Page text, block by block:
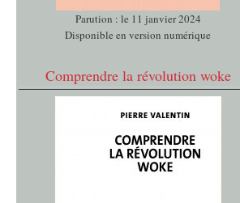
Parution : le 11 janvier 2024
Disponible en version numérique
Comprendre la révolution woke